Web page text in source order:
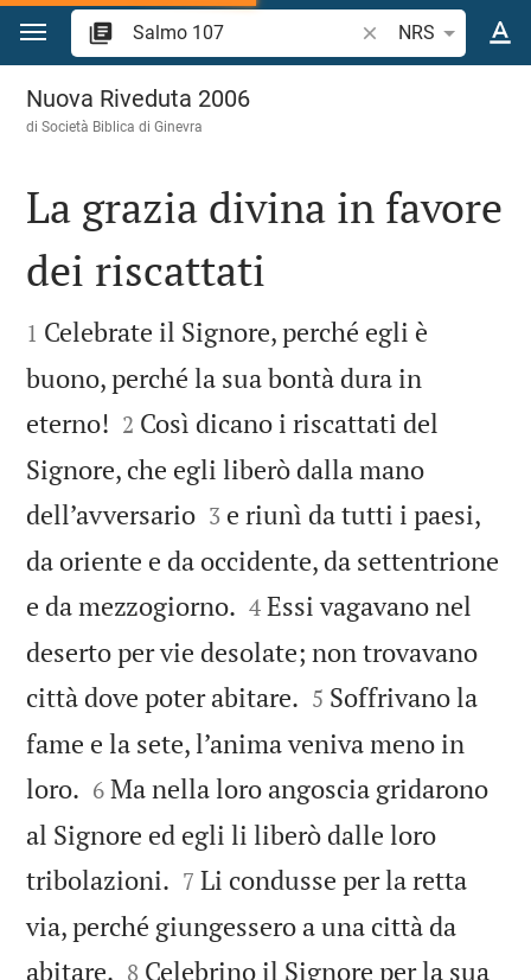
Vai al contenuto
Ricerca verso
NRS
Salmo 107
Nuova Riveduta 2006
di Società Biblica di Ginevra

La grazia divina in favore
dei riscattati

1 Celebrate il Signore, perché egli è
buono, perché la sua bontà dura in
eterno! 

2 Così dicano i riscattati del
Signore, che egli liberò dalla mano
dell’avversario
3 e riunì da tutti i paesi,
da oriente e da occidente, da settentrione
e da mezzogiorno. 

4 Essi vagavano nel
deserto per vie desolate; non trovavano
città dove poter abitare. 

5 Soffrivano la
fame e la sete, l’anima veniva meno in
loro. 

6 Ma nella loro angoscia gridarono
al Signore ed egli li liberò dalle loro
tribolazioni. 

7 Li condusse per la retta
via, perché giungessero a una città da
abitare. 

8 Celebrino il Signore per la sua